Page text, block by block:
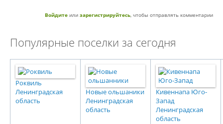
Войдите или зарегистрируйтесь, чтобы отправлять комментарии
Популярные поселки за сегодня
Роквиль
Ленинградская
область
Новые ольшаники
Ленинградская
область
Кивеннапа Юго-
Запад
Ленинградская
область